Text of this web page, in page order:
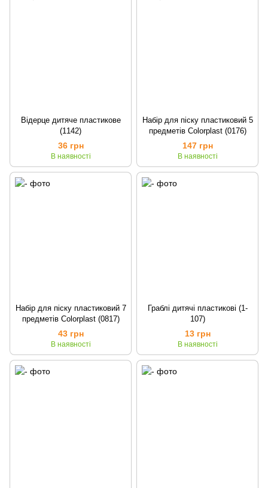
Відерце дитяче пластикове
(1142)
36 грн
В наявності
Набір для піску пластиковий 5
предметів Colorplast (0176)
147 грн
В наявності
Набір для піску пластиковий 7
предметів Colorplast (0817)
43 грн
В наявності
Граблі дитячі пластикові (1-
107)
13 грн
В наявності